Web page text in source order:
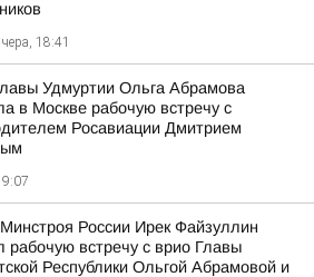
18:41
Удмуртии Ольга Абрамова
в Москве рабочую встречу с
Росавиации Дмитрием
России Ирек Файзуллин
рабочую встречу с врио Главы
Республики Ольгой Абрамовой и